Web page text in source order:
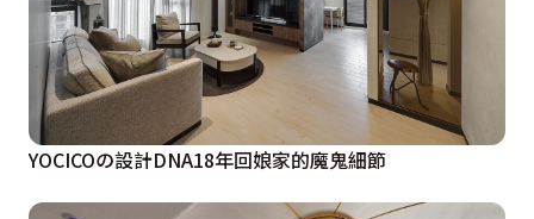
YOCICOの設計DNA18年回娘家的魔鬼細節